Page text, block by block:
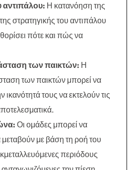
αντιπάλου: Η κατανόηση της
στρατηγικής του αντιπάλου
πότε και πώς να
των παικτών: Η
των παικτών μπορεί να
ικανότητά τους να εκτελούν τις
Οι ομάδες μπορεί να
μεταβούν με βάση τη ροή του
περιόδους